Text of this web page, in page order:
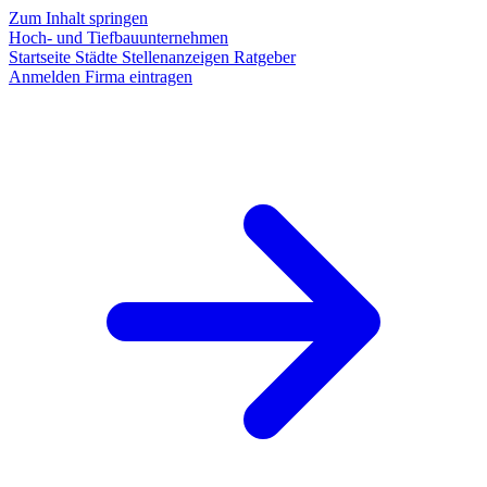
Zum Inhalt springen
Hoch- und Tiefbauunternehmen
Startseite Städte Stellenanzeigen Ratgeber
Anmelden Firma eintragen